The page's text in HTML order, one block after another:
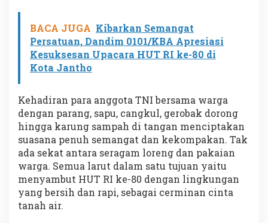
BACA JUGA Kibarkan Semangat
Persatuan, Dandim 0101/KBA Apresiasi
Kesuksesan Upacara HUT RI ke-80 di
Kota Jantho
Kehadiran para anggota TNI bersama warga
dengan parang, sapu, cangkul, gerobak dorong
hingga karung sampah di tangan menciptakan
suasana penuh semangat dan kekompakan. Tak
ada sekat antara seragam loreng dan pakaian
warga. Semua larut dalam satu tujuan yaitu
menyambut HUT RI ke-80 dengan lingkungan
yang bersih dan rapi, sebagai cerminan cinta
tanah air.